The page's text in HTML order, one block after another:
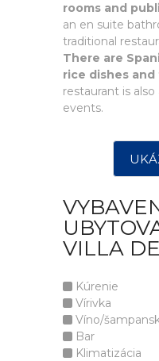
rooms and
an en suite
traditional
There are
rice dishes
restaurant is
events.
VILLA
Kúrenie
Vírivka
Víno/
Bar
Klimatizácia